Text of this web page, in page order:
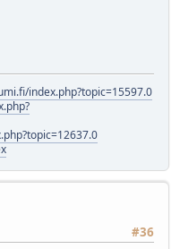
index.php?topic=15597.0
#36